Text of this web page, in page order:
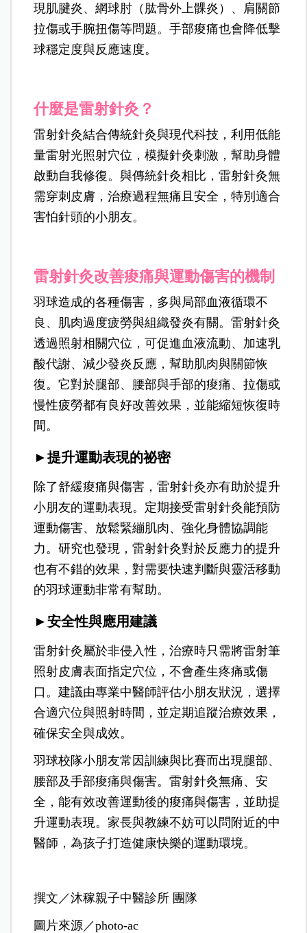
現肌腱炎、網球肘（肱骨外上髁炎）、肩關節
拉傷或手腕扭傷等問題。手部痠痛也會降低擊
球穩定度與反應速度。
什麼是雷射針灸？
雷射針灸結合傳統針灸與現代科技，利用低能
量雷射光照射穴位，模擬針灸刺激，幫助身體
啟動自我修復。與傳統針灸相比，雷射針灸無
需穿刺皮膚，治療過程無痛且安全，特別適合
害怕針頭的小朋友。
雷射針灸改善痠痛與運動傷害的機制
羽球造成的各種傷害，多與局部血液循環不
良、肌肉過度疲勞與組織發炎有關。雷射針灸
透過照射相關穴位，可促進血液流動、加速乳
酸代謝、減少發炎反應，幫助肌肉與關節恢
復。它對於腿部、腰部與手部的痠痛、拉傷或
慢性疲勞都有良好改善效果，並能縮短恢復時
間。
►提升運動表現的祕密
除了舒緩痠痛與傷害，雷射針灸亦有助於提升
小朋友的運動表現。定期接受雷射針灸能預防
運動傷害、放鬆緊繃肌肉、強化身體協調能
力。研究也發現，雷射針灸對於反應力的提升
也有不錯的效果，對需要快速判斷與靈活移動
的羽球運動非常有幫助。
►安全性與應用建議
雷射針灸屬於非侵入性，治療時只需將雷射筆
照射皮膚表面指定穴位，不會產生疼痛或傷
口。建議由專業中醫師評估小朋友狀況，選擇
合適穴位與照射時間，並定期追蹤治療效果，
確保安全與成效。
羽球校隊小朋友常因訓練與比賽而出現腿部、
腰部及手部痠痛與傷害。雷射針灸無痛、安
全，能有效改善運動後的痠痛與傷害，並助提
升運動表現。家長與教練不妨可以問附近的中
醫師，為孩子打造健康快樂的運動環境。
撰文／沐稼親子中醫診所 團隊
圖片來源／photo-ac